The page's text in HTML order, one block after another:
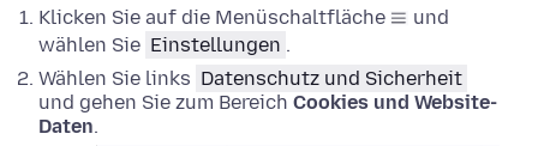
Klicken Sie auf die Menüschaltfläche
und
wählen Sie Einstellungen .
Wählen Sie links Datenschutz und Sicherheit
und gehen Sie zum Bereich Cookies und Website-
Daten.